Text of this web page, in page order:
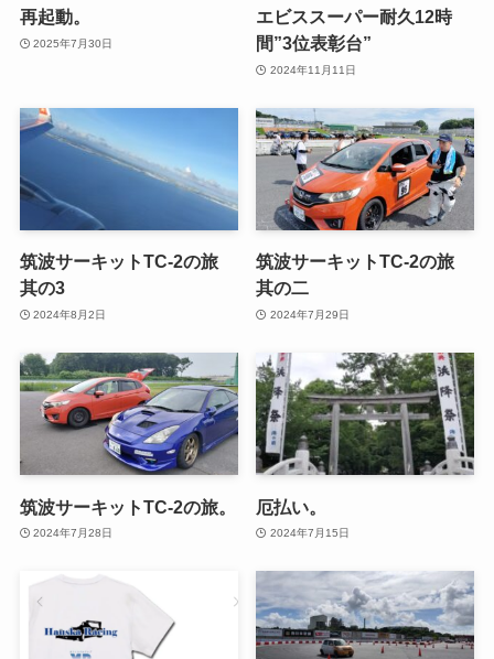
再起動。
2025年7月30日
エビススーパー耐久12時
間”3位表彰台”
2024年11月11日
筑波サーキットTC-2の旅
其の3
2024年8月2日
筑波サーキットTC-2の旅
其の二
2024年7月29日
筑波サーキットTC-2の旅。
2024年7月28日
厄払い。
2024年7月15日